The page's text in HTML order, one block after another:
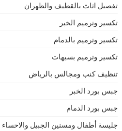
تفصيل اثاث بالقطيف والظهران
تكسير وترميم الخبر
تكسير وترميم بالدمام
تكسير وترميم بسيهات
تنظيف كنب ومجالس بالرياض
جبس بورد الخبر
جبس بورد الدمام
جليسة أطفال ومسنين الجبيل والاحساء